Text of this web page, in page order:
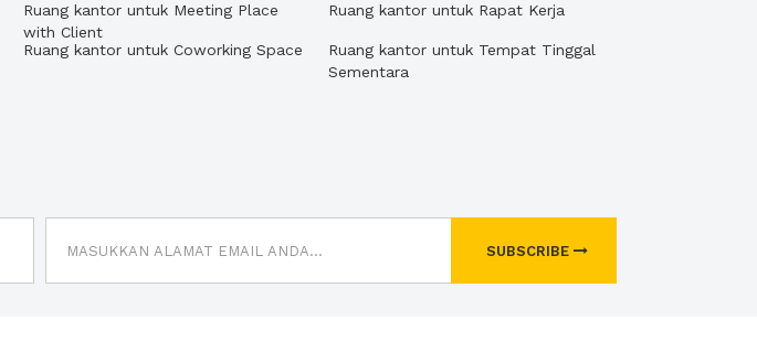
Ruang kantor untuk Meeting Place
with Client
Ruang kantor untuk Rapat Kerja
Ruang kantor untuk Coworking Space
Ruang kantor untuk Tempat Tinggal
Sementara
SUBSCRIBE